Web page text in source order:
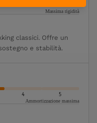
Massima rigidità
classici. Offre un
e stabilità.
4 5
Ammortizzazione massima